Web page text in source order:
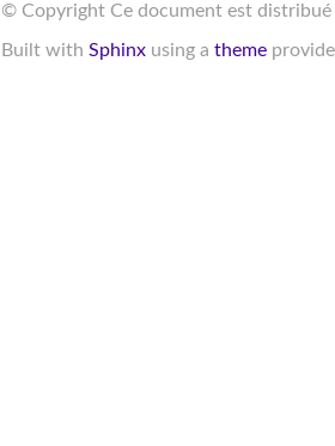
© Copyright Ce document est distribué
Built with Sphinxusing a theme